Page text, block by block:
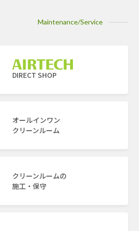
Maintenance/Service
DIRECT SHOP
オールインワン
クリーンルーム
クリーンルームの
施工・保守